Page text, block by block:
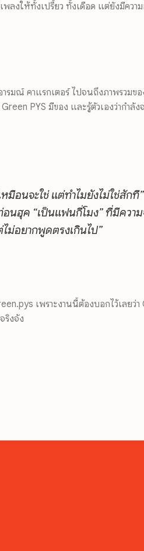
ลงให้ทั้งเปรี้ยว ทั้งเดือด แต่ยังมีคว
รมณ์ คาแรกเตอร์ ไปจนถึงภาพรวมขอ
PYS มีของ และรู้ตัวเองว่ากำลัง
อนจะใช่ แต่ทำไมยังไม่ใช่สักที
นฮุค “เป็นแฟนกี่โมง” ที่มีความ
ม่อยากพูดตรงเกินไป”
เพราะงานนี้ต้องบอกไว้เลยว่า
ริงจัง